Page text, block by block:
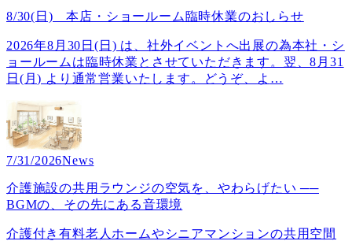
8/30(日) 本店・ショールーム臨時休業のおしらせ
2026年8月30日(日) は、社外イベントへ出展の為本社・シ
ョールームは臨時休業とさせていただきます。翌、8月31
日(月) より通常営業いたします。どうぞ、よ …
7/31/2026News
介護施設の共用ラウンジの空気を、やわらげたい ──
BGMの、その先にある音環境
介護付き有料老人ホームやシニアマンションの共用空間